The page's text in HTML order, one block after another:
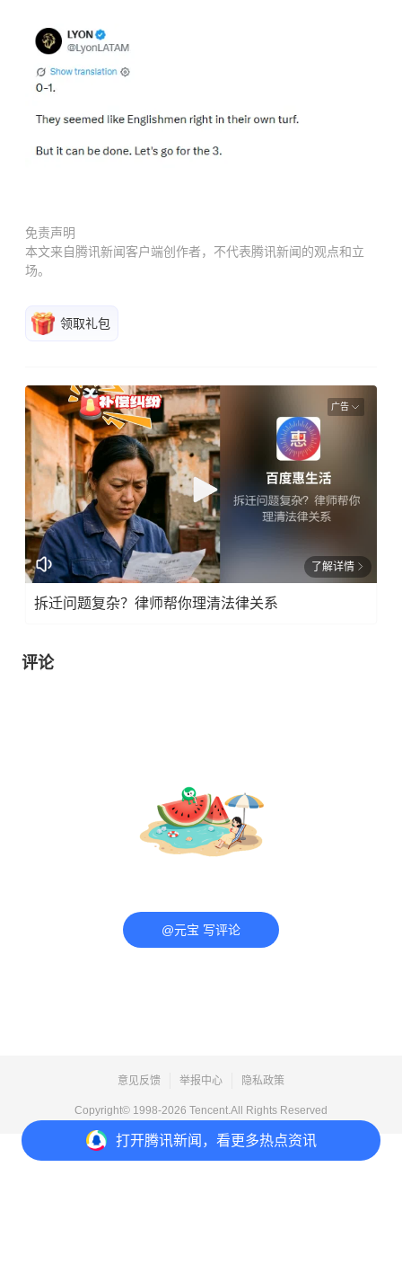
免责声明
本文来自腾讯新闻客户端创作者，不代表腾讯新闻的观点和立
场。
领取礼包
打开腾讯新闻，看更多热点资讯
广告
了解详情
拆迁问题复杂？律师帮你理清法律关系
评论
@元宝 写评论
意见反馈 举报中心 隐私政策
Copyright© 1998-2026 Tencent.All Rights Reserved